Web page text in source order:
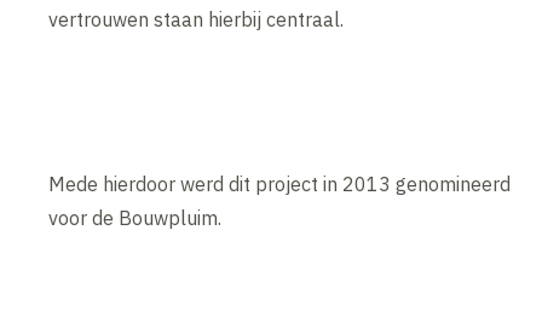
vertrouwen staan hierbij centraal.
Mede hierdoor werd dit project in 2013 genomineerd
voor de Bouwpluim.